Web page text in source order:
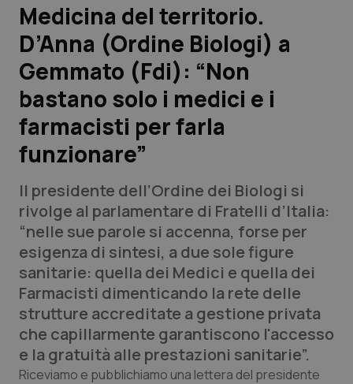
Scienza e Farmaci
Studi e Analisi
Lettere al direttore
Edizioni Regionali
QS Pro
Professionisti Sanitari.AI
Abruzzo
Basilicata
Calabria
QS Pro Gold
Artrite & artrosi
Asma & BPCO
QS Club Newsletter
Medicina del territorio.
D’Anna (Ordine Biologi) a
Gemmato (Fdi): “Non
bastano solo i medici e i
farmacisti per farla
funzionare”
Il presidente dell’Ordine dei Biologi si
rivolge al parlamentare di Fratelli d’Italia:
“nelle sue parole si accenna, forse per
esigenza di sintesi, a due sole figure
sanitarie: quella dei Medici e quella dei
Farmacisti dimenticando la rete delle
strutture accreditate a gestione privata
che capillarmente garantiscono l'accesso
e la gratuità alle prestazioni sanitarie”.
Riceviamo e pubblichiamo una lettera del presidente